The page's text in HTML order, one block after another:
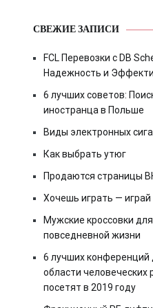
СВЕЖИЕ ЗАПИСИ
FCL Перевозки с DB
Надежность и
6 лучших советов:
иностранца в Польше
Виды электронных
Как выбрать утюг
Продаются страницы
Хочешь играть — играй
Мужские кроссовки
повседневной жизни
6 лучших конференций
области человеческих
посетят в 2019 году